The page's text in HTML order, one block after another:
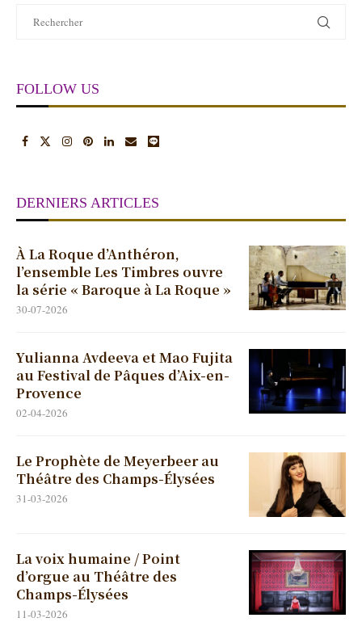
FOLLOW US
DERNIERS ARTICLES
À La Roque d’Anthéron,
l’ensemble Les Timbres ouvre
la série « Baroque à La Roque »
30-07-2026
Yulianna Avdeeva et Mao Fujita
au Festival de Pâques d’Aix-en-
Provence
02-04-2026
Le Prophète de Meyerbeer au
Théâtre des Champs-Élysées
31-03-2026
La voix humaine / Point
d’orgue au Théâtre des
Champs-Élysées
11-03-2026